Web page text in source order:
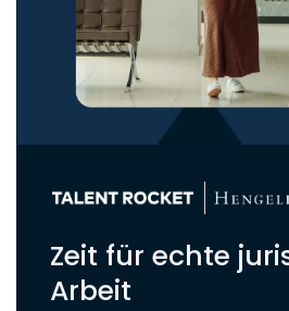
Zeit für echte
Arbeit